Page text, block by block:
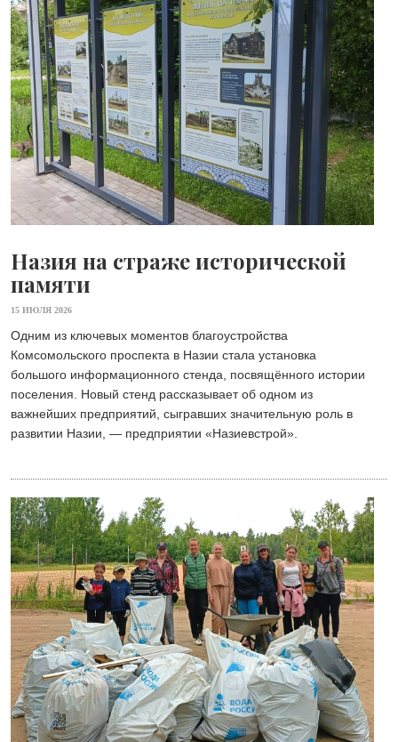
Назия на страже исторической
памяти
15 ИЮЛЯ 2026
Одним из ключевых моментов благоустройства
Комсомольского проспекта в Назии стала установка
большого информационного стенда, посвящённого истории
поселения. Новый стенд рассказывает об одном из
важнейших предприятий, сыгравших значительную роль в
развитии Назии, — предприятии «Назиевстрой».